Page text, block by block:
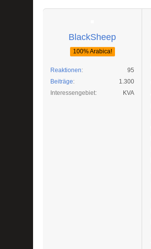
BlackSheep
100% Arabica!
Reaktionen
95
Beiträge
1.300
Interessengebiet
KVA